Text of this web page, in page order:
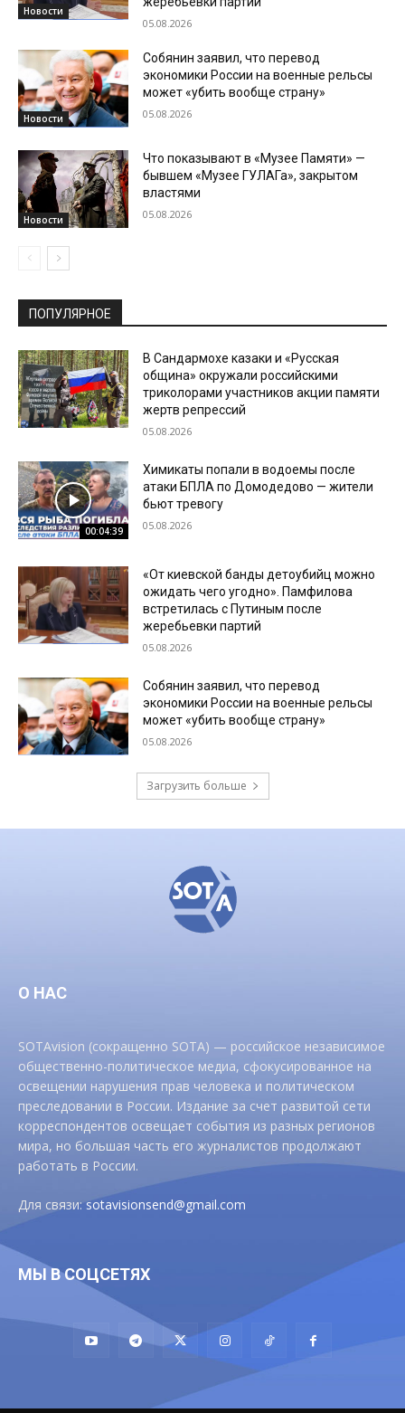
Новости
05.08.2026
Новости
Собянин заявил, что перевод
экономики России на военные рельсы
может «убить вообще страну»
05.08.2026
Новости
Что показывают в «Музее Памяти» —
бывшем «Музее ГУЛАГа», закрытом
властями
05.08.2026
ПОПУЛЯРНОЕ
В Сандармохе казаки и «Русская
община» окружали российскими
триколорами участников акции памяти
жертв репрессий
05.08.2026
00:04:39
Химикаты попали в водоемы после
атаки БПЛА по Домодедово — жители
бьют тревогу
05.08.2026
«От киевской банды детоубийц можно
ожидать чего угодно». Памфилова
встретилась с Путиным после
жеребьевки партий
05.08.2026
Собянин заявил, что перевод
экономики России на военные рельсы
может «убить вообще страну»
05.08.2026
Загрузить больше
О НАС
SOTAvision (сокращенно SOTA) — российское независимое
общественно-политическое медиа, сфокусированное на
освещении нарушения прав человека и политическом
преследовании в России. Издание за счет развитой сети
корреспондентов освещает события из разных регионов
мира, но большая часть его журналистов продолжают
работать в России.
Для связи:sotavisionsend@gmail.com
МЫ В СОЦСЕТЯХ